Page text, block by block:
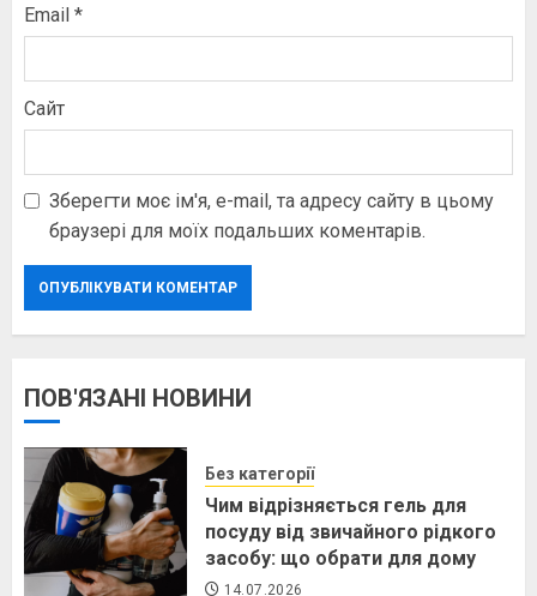
Email *
Сайт
Зберегти моє ім'я, e-mail, та адресу сайту в цьому
браузері для моїх подальших коментарів.
ПОВ'ЯЗАНІ НОВИНИ
Без категорії
Чим відрізняється гель для
посуду від звичайного рідкого
засобу: що обрати для дому
14.07.2026